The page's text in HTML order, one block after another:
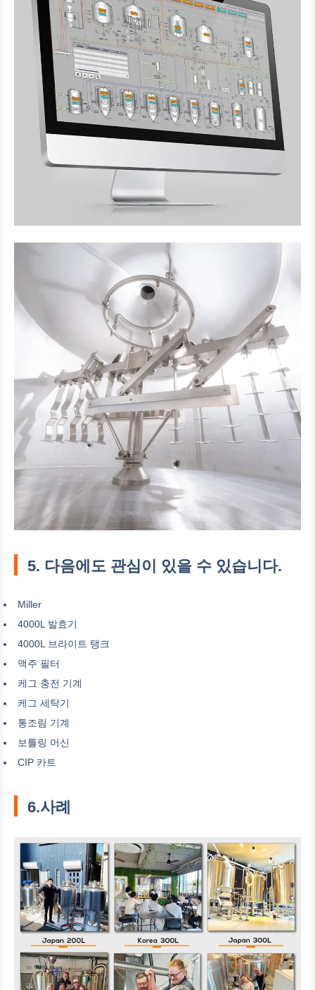
5. 다음에도 관심이 있을 수 있습니다.
Miller
4000L 발효기
4000L 브라이트 탱크
맥주 필터
케그 충전 기계
케그 세탁기
통조림 기계
보틀링 머신
CIP 카트
6.사례